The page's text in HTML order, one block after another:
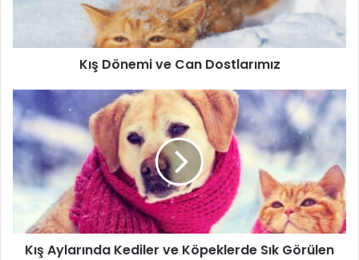
Kış Dönemi ve Can Dostlarımız
Kış Aylarında Kediler ve Köpeklerde Sık Görülen